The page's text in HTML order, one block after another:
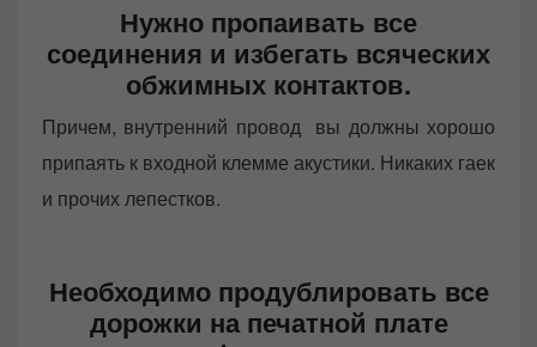
Нужно пропаивать все
соединения и избегать всяческих
обжимных контактов.
Причем, внутренний провод вы должны хорошо
припаять к входной клемме акустики. Никаких гаек
и прочих лепестков.
Необходимо продублировать все
дорожки на печатной плате